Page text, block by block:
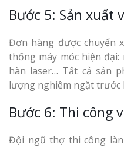
Bước 5: Sản xuất
Đơn hàng được chuyển
thống máy móc hiện đại:
hàn laser… Tất cả sản
lượng nghiêm ngặt trước
Bước 6: Thi công
Đội ngũ thợ thi công